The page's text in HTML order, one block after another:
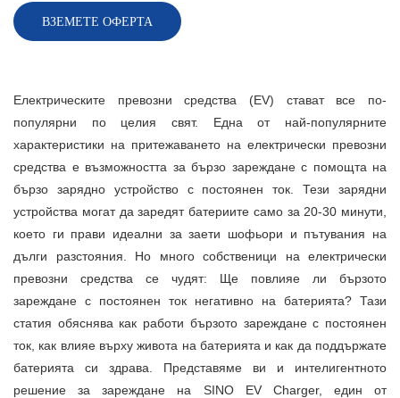
ВЗЕМЕТЕ ОФЕРТА
Електрическите превозни средства (EV) стават все по-
популярни по целия свят. Една от най-популярните
характеристики на притежаването на електрически превозни
средства е възможността за бързо зареждане с помощта на
бързо зарядно устройство с постоянен ток. Тези зарядни
устройства могат да заредят батериите само за 20-30 минути,
което ги прави идеални за заети шофьори и пътувания на
дълги разстояния. Но много собственици на електрически
превозни средства се чудят: Ще повлияе ли бързото
зареждане с постоянен ток негативно на батерията? Тази
статия обяснява как работи бързото зареждане с постоянен
ток, как влияе върху живота на батерията и как да поддържате
батерията си здрава. Представяме ви и интелигентното
решение за зареждане на SINO EV Charger, един от